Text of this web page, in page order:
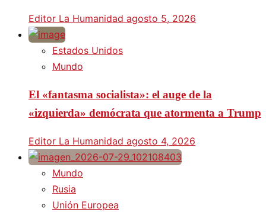
Editor La Humanidad agosto 5, 2026
Estados Unidos
Mundo
El «fantasma socialista»: el auge de la
«izquierda» demócrata que atormenta a Trump
Editor La Humanidad agosto 4, 2026
Mundo
Rusia
Unión Europea